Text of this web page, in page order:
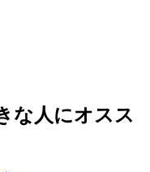
な人にオスス